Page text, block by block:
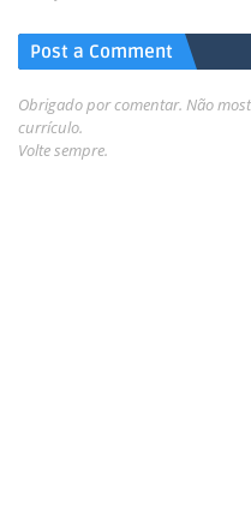
Post a Comment
Obrigado por comentar. Não
currículo.
Volte sempre.